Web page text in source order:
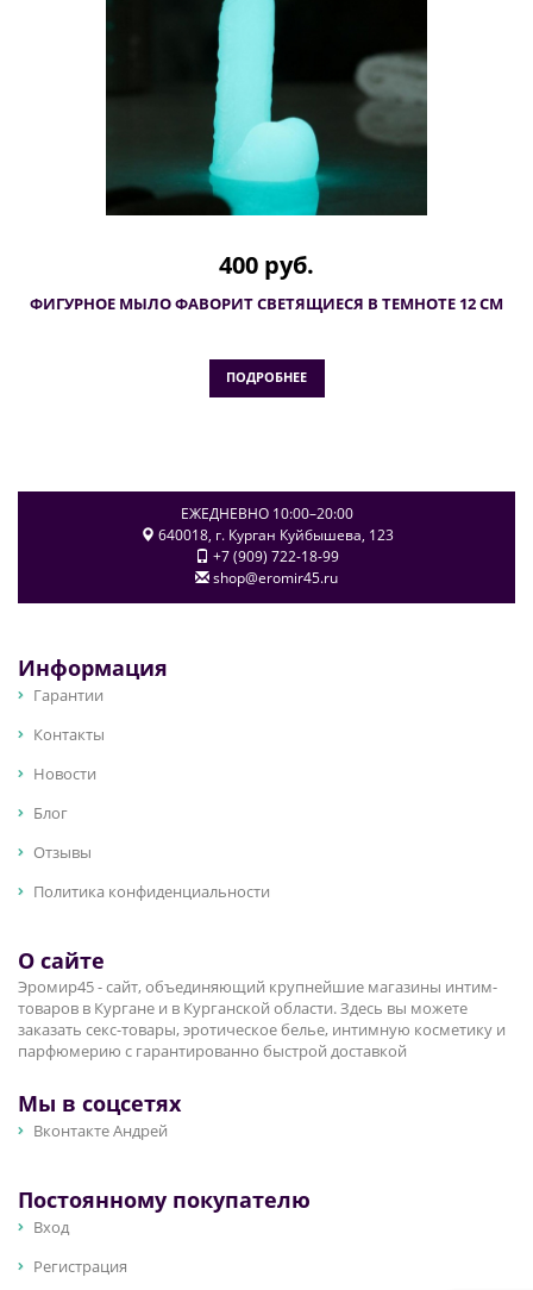
400 руб.
ФИГУРНОЕ МЫЛО ФАВОРИТ СВЕТЯЩИЕСЯ В ТЕМНОТЕ 12 СМ
ПОДРОБНЕЕ
ЕЖЕДНЕВНО 10:00–20:00
640018, г. Курган Куйбышева, 123
+7 (909) 722-18-99
shop@eromir45.ru
Информация
Гарантии
Контакты
Новости
Блог
Отзывы
Политика конфиденциальности
О сайте
Эромир45 - сайт, объединяющий крупнейшие магазины интим-
товаров в Кургане и в Курганской области. Здесь вы можете
заказать секс-товары, эротическое белье, интимную косметику и
парфюмерию с гарантированно быстрой доставкой
Мы в соцсетях
Вконтакте Андрей
Постоянному покупателю
Вход
Регистрация